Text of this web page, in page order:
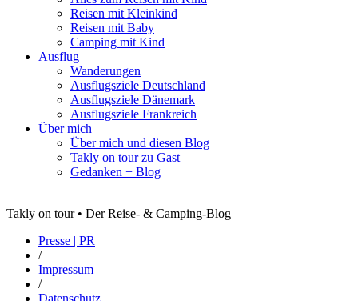
Reisen mit Kleinkind
Reisen mit Baby
Camping mit Kind
Ausflug
Wanderungen
Ausflugsziele Deutschland
Ausflugsziele Dänemark
Ausflugsziele Frankreich
Über mich
Über mich und diesen Blog
Takly on tour zu Gast
Gedanken + Blog
Takly on tour • Der Reise- & Camping-Blog
Presse | PR
/
Impressum
/
Datenschutz